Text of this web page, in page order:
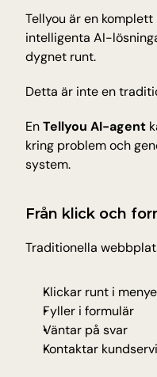
Håll dig
AI för precision,
Antagning,
Bokningar,
Resor
Bokningar,
Tellyou är en
intelligenta AI-
dygnet runt.
Detta är inte en
En Tellyou AI-agent
kring problem och
system.
Från klick och
Traditionella
Klickar runt i
Fyller i formulär
Väntar på svar
Kontaktar